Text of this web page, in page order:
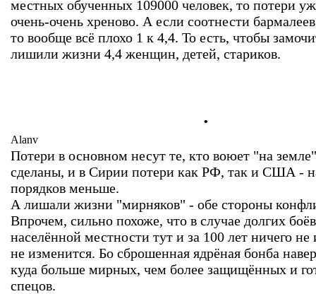
местных обученных 109000 человек, то потери
очень-очень хреново. А если соотнести
то вообще всё плохо 1 к 4,4. То есть, чтобы
лишили жизни 4,4 женщин, детей, стариков.
.
Alanv
Потери в основном несут те, кто воюет "на
сделаны, и в Сирии потери как РФ, так и США -
порядков меньше.
А лишали жизни "мирняков" - обе стороны
Впрочем, сильно похоже, что в случае долгих
населённой местности тут и за 100 лет ничего не
не изменится. Бо сброшенная ядрёная бонба
куда больше мирных, чем более защищённых и
спецов.